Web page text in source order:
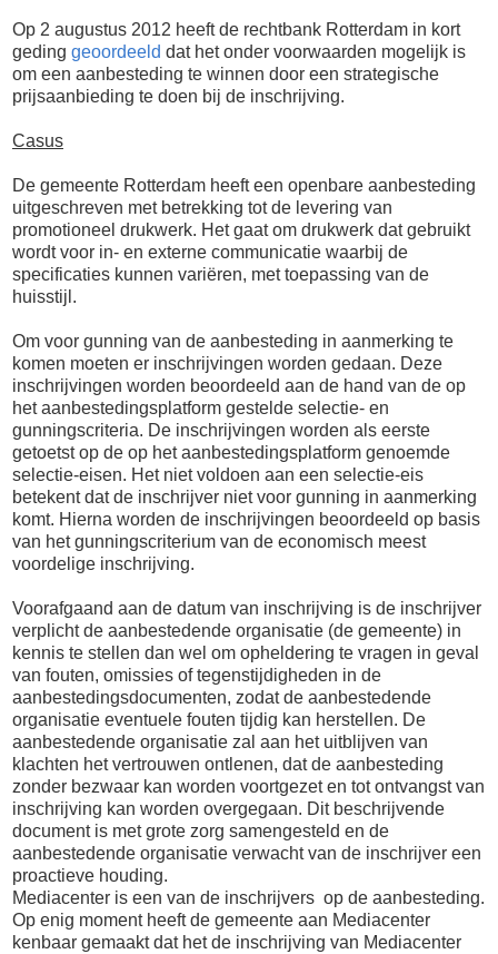
Op 2 augustus 2012 heeft de rechtbank Rotterdam in kort
geding geoordeeld dat het onder voorwaarden mogelijk is
om een aanbesteding te winnen door een strategische
prijsaanbieding te doen bij de inschrijving.
Casus
De gemeente Rotterdam heeft een openbare aanbesteding
uitgeschreven met betrekking tot de levering van
promotioneel drukwerk. Het gaat om drukwerk dat gebruikt
wordt voor in- en externe communicatie waarbij de
specificaties kunnen variëren, met toepassing van de
huisstijl.
Om voor gunning van de aanbesteding in aanmerking te
komen moeten er inschrijvingen worden gedaan. Deze
inschrijvingen worden beoordeeld aan de hand van de op
het aanbestedingsplatform gestelde selectie- en
gunningscriteria. De inschrijvingen worden als eerste
getoetst op de op het aanbestedingsplatform genoemde
selectie-eisen. Het niet voldoen aan een selectie-eis
betekent dat de inschrijver niet voor gunning in aanmerking
komt. Hierna worden de inschrijvingen beoordeeld op basis
van het gunningscriterium van de economisch meest
voordelige inschrijving.
Voorafgaand aan de datum van inschrijving is de inschrijver
verplicht de aanbestedende organisatie (de gemeente) in
kennis te stellen dan wel om opheldering te vragen in geval
van fouten, omissies of tegenstijdigheden in de
aanbestedingsdocumenten, zodat de aanbestedende
organisatie eventuele fouten tijdig kan herstellen. De
aanbestedende organisatie zal aan het uitblijven van
klachten het vertrouwen ontlenen, dat de aanbesteding
zonder bezwaar kan worden voortgezet en tot ontvangst van
inschrijving kan worden overgegaan. Dit beschrijvende
document is met grote zorg samengesteld en de
aanbestedende organisatie verwacht van de inschrijver een
proactieve houding.
Mediacenter is een van de inschrijvers op de aanbesteding.
Op enig moment heeft de gemeente aan Mediacenter
kenbaar gemaakt dat het de inschrijving van Mediacenter